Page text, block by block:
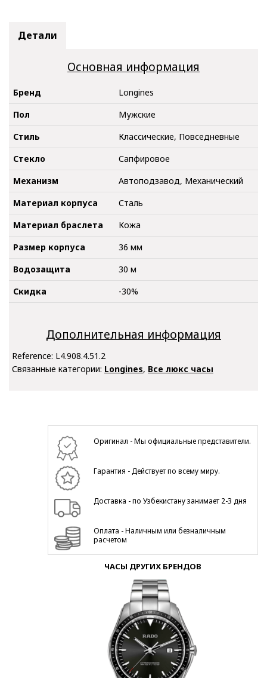
Детали
Основная информация
Бренд
Longines
Пол
Мужские
Стиль
Классические, Повседневные
Стекло
Сапфировое
Механизм
Автоподзавод, Механический
Материал корпуса
Сталь
Материал браслета
Кожа
Размер корпуса
36 мм
Водозащита
30 м
Скидка
-30%
Дополнительная информация
Reference: L4.908.4.51.2
Связанные категории: Longines, Все люкс часы
Оригинал - Мы официальные представители.
Гарантия - Действует по всему миру.
Доставка - по Узбекистану занимает 2-3 дня
Оплата - Наличным или безналичным
расчетом
ЧАСЫ ДРУГИХ БРЕНДОВ